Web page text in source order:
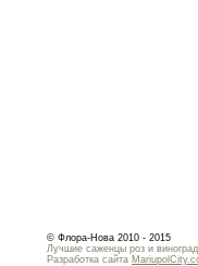
© Флора-Нова 2010 - 2015
Лучшие саженцы роз и
Разработка сайта